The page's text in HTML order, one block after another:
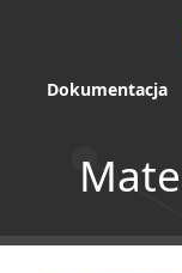
Dokumentacja